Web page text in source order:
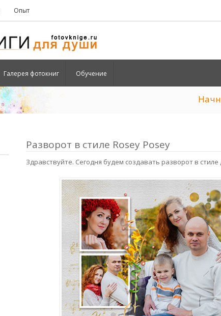
Опыт
Галерея фотокниг Обучение
Разворот в стиле Rosey Posey
Здравствуйте. Сегодня будем создавать разворот в